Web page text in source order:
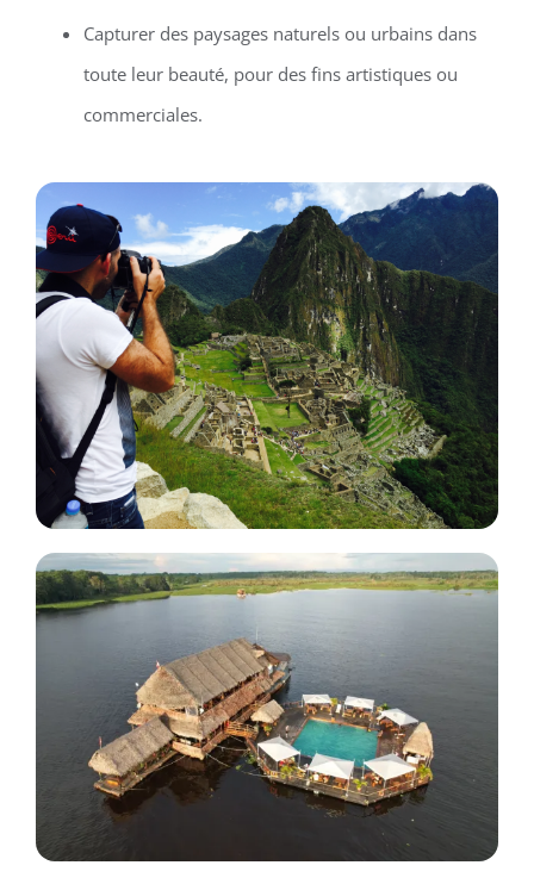
Capturer des paysages naturels ou urbains dans
toute leur beauté, pour des fins artistiques ou
commerciales.